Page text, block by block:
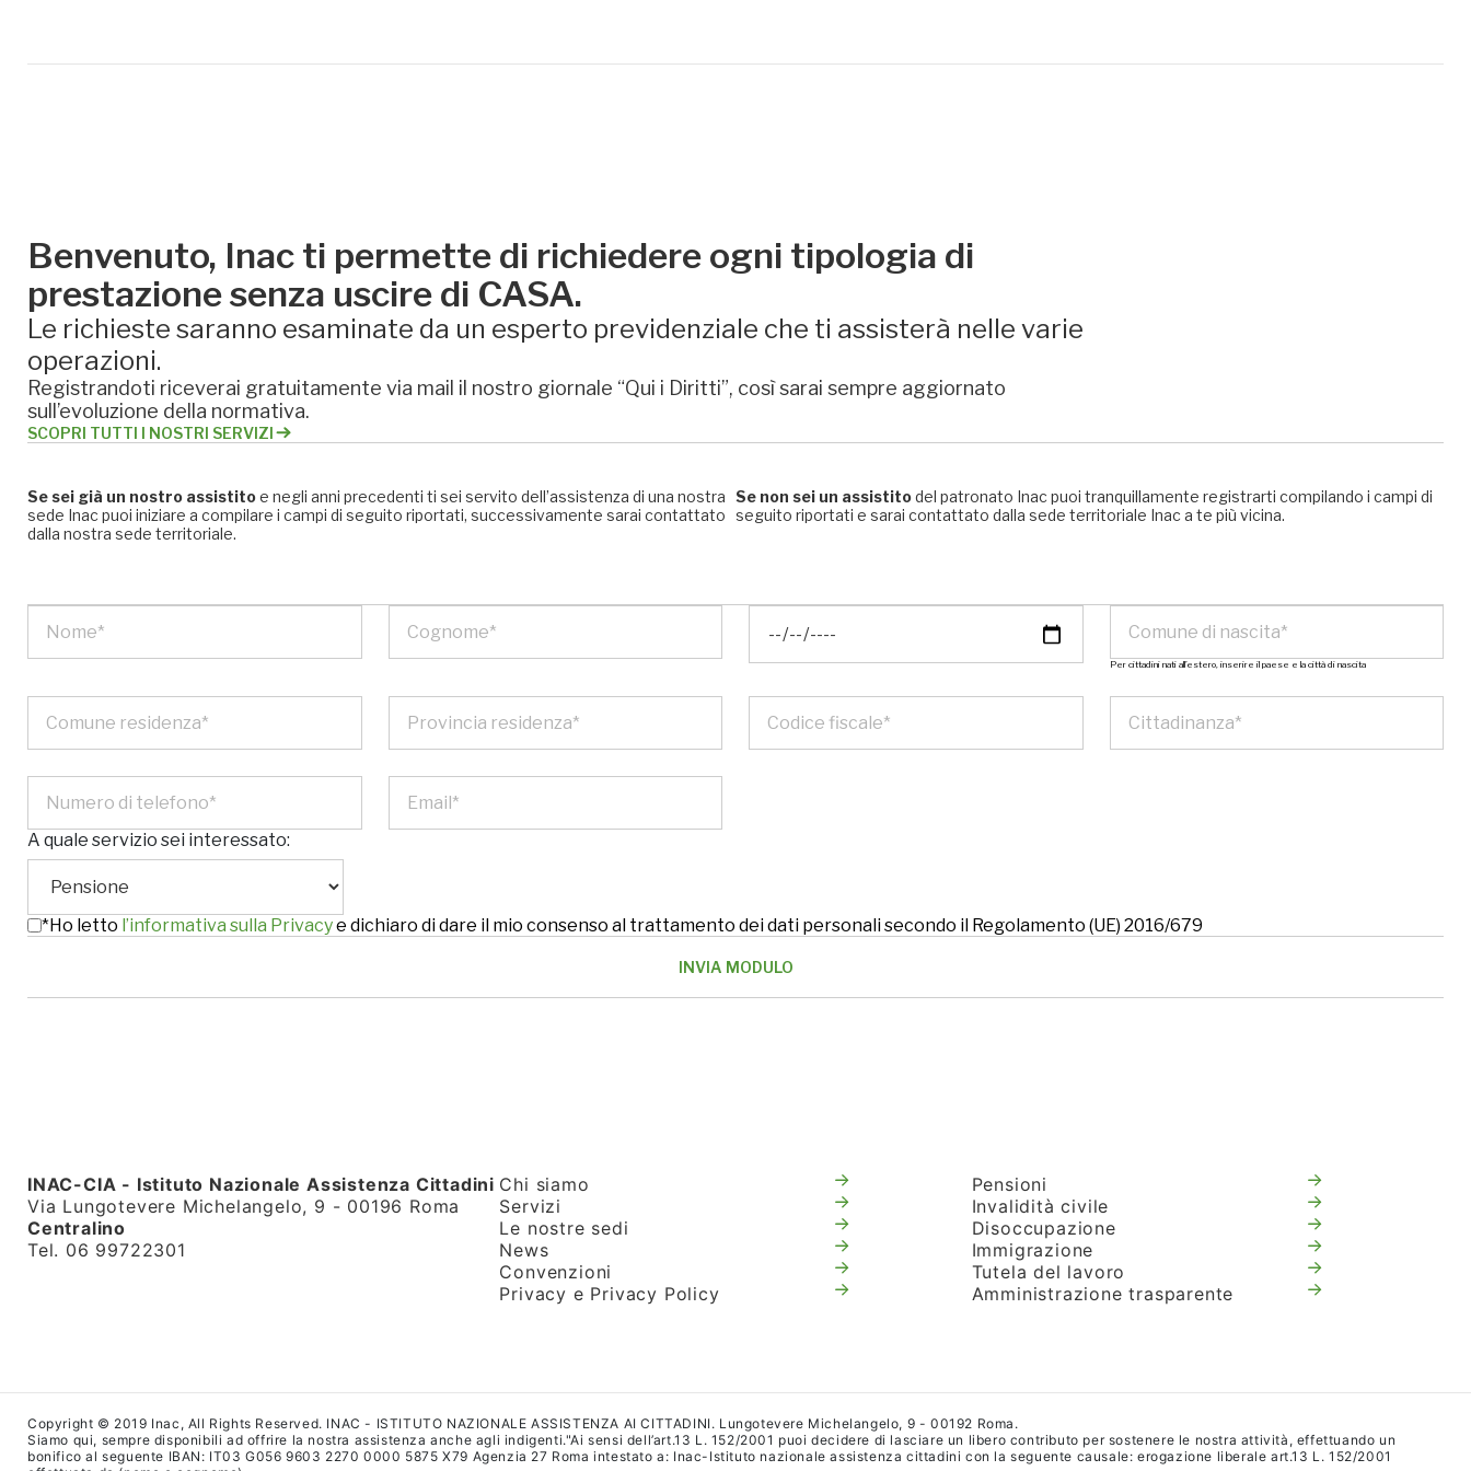
Benvenuto, Inac ti permette di richiedere ogni tipologia di
prestazione senza uscire di CASA.
Le richieste saranno esaminate da un esperto previdenziale che ti assisterà nelle varie
operazioni.
Registrandoti riceverai gratuitamente via mail il nostro giornale “Qui i Diritti”, così sarai sempre aggiornato
sull’evoluzione della normativa.
SCOPRI TUTTI I NOSTRI SERVIZI
Se sei già un nostro assistitoe negli anni precedenti ti sei servito dell’assistenza di una nostra
sede Inac puoi iniziare a compilare i campi di seguito riportati, successivamente sarai contattato
dalla nostra sede territoriale.
Se non sei un assistitodel patronato Inac puoi tranquillamente registrarti compilando i campi di
seguito riportati e sarai contattato dalla sede territoriale Inac a te più vicina.
Per cittadini nati all’estero, inserire il paese e la città di nascita
A quale servizio sei interessato:
*Ho letto l’informativa sulla Privacye dichiaro di dare il mio consenso al trattamento dei dati personali secondo il Regolamento (UE) 2016/679
INAC-CIA - Istituto Nazionale Assistenza Cittadini
Via Lungotevere Michelangelo, 9 - 00196 Roma
Centralino
Tel. 06 99722301
Chi siamo
Servizi
Le nostre sedi
News
Convenzioni
Privacy e Privacy Policy
Pensioni
Invalidità civile
Disoccupazione
Immigrazione
Tutela del lavoro
Amministrazione trasparente
Copyright © 2019 Inac, All Rights Reserved. INAC - ISTITUTO NAZIONALE ASSISTENZA AI CITTADINI. Lungotevere Michelangelo, 9 - 00192 Roma.
Siamo qui, sempre disponibili ad offrire la nostra assistenza anche agli indigenti."Ai sensi dell’art.13 L. 152/2001 puoi decidere di lasciare un libero contributo per sostenere le nostra attività, effettuando un
bonifico al seguente IBAN: IT03 G056 9603 2270 0000 5875 X79 Agenzia 27 Roma intestato a: Inac-Istituto nazionale assistenza cittadini con la seguente causale: erogazione liberale art.13 L. 152/2001